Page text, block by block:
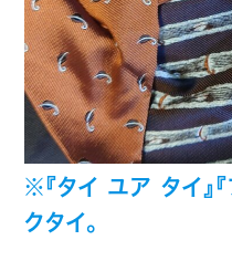
※『タイ ユア タイ』
クタイ。